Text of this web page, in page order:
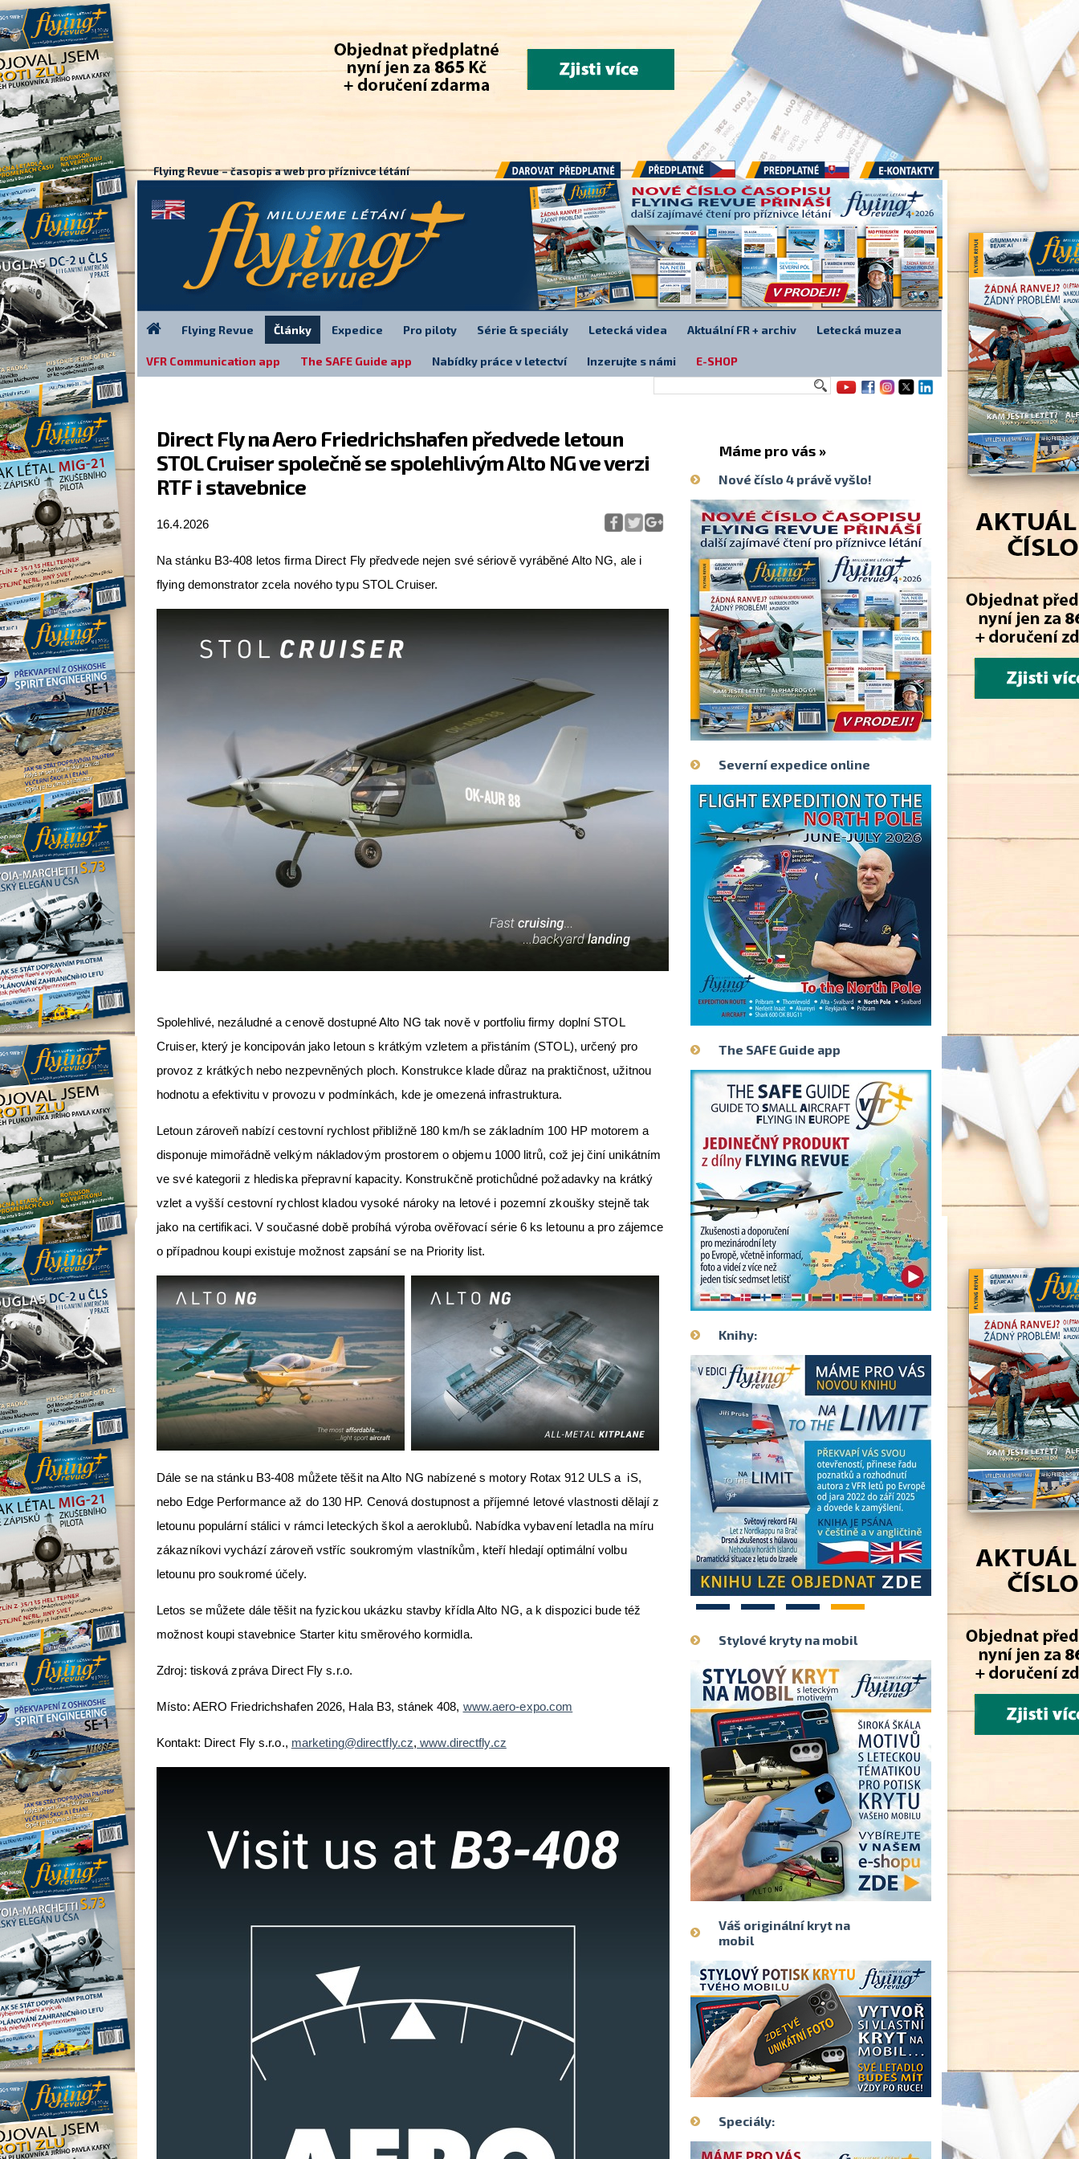
Direct Fly na Aero Friedrichshafen předvede letoun
STOL Cruiser společně se spolehlivým Alto NG ve verzi
RTF i stavebnice
16.4.2026
Na stánku B3-408 letos firma Direct Fly předvede nejen své sériově vyráběné Alto NG, ale i
flying demonstrator zcela nového typu STOL Cruiser.
Spolehlivé, nezáludné a cenově dostupné Alto NG tak nově v portfoliu firmy doplní STOL
Cruiser, který je koncipován jako letoun s krátkým vzletem a přistáním (STOL), určený pro
provoz z krátkých nebo nezpevněných ploch. Konstrukce klade důraz na praktičnost, užitnou
hodnotu a efektivitu v provozu v podmínkách, kde je omezená infrastruktura.
Letoun zároveň nabízí cestovní rychlost přibližně 180 km/h se základním 100 HP motorem a
disponuje mimořádně velkým nákladovým prostorem o objemu 1000 litrů, což jej činí unikátním
ve své kategorii z hlediska přepravní kapacity. Konstrukčně protichůdné požadavky na krátký
vzlet a vyšší cestovní rychlost kladou vysoké nároky na letové i pozemní zkoušky stejně tak
jako na certifikaci. V současné době probíhá výroba ověřovací série 6 ks letounu a pro zájemce
o případnou koupi existuje možnost zapsání se na Priority list.
Dále se na stánku B3-408 můžete těšit na Alto NG nabízené s motory Rotax 912 ULS a iS,
nebo Edge Performance až do 130 HP. Cenová dostupnost a příjemné letové vlastnosti dělají z
letounu populární stálici v rámci leteckých škol a aeroklubů. Nabídka vybavení letadla na míru
zákazníkovi vychází zároveň vstříc soukromým vlastníkům, kteří hledají optimální volbu
letounu pro soukromé účely.
Letos se můžete dále těšit na fyzickou ukázku stavby křídla Alto NG, a k dispozici bude též
možnost koupi stavebnice Starter kitu směrového kormidla.
Zdroj: tisková zpráva Direct Fly s.r.o.
Místo: AERO Friedrichshafen 2026, Hala B3, stánek 408, www.aero-expo.com
Kontakt: Direct Fly s.r.o., marketing@directfly.cz, www.directfly.cz
Máme pro vás »
Nové číslo 4 právě vyšlo!
Severní expedice online
The SAFE Guide app
Knihy:
1 2 3 4
Stylové kryty na mobil
Váš originální kryt na
mobil
Speciály:
Flying Revue – časopis a web pro příznivce létání
Darovat předplatné Předplatné Předplatné E-kontakty
Flying Revue Články Expedice Pro piloty Série & speciály Letecká videa Aktuální FR + archiv Letecká muzea
VFR Communication app The SAFE Guide app Nabídky práce v letectví Inzerujte s námi E-SHOP